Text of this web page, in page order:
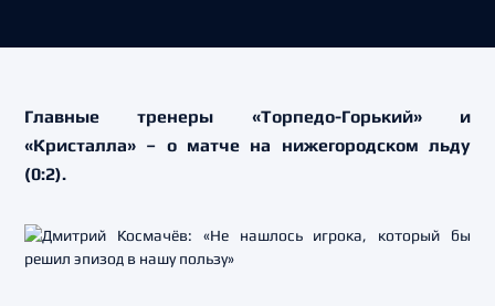
Главные тренеры «Торпедо-Горький» и
«Кристалла» – о матче на нижегородском льду
(0:2).